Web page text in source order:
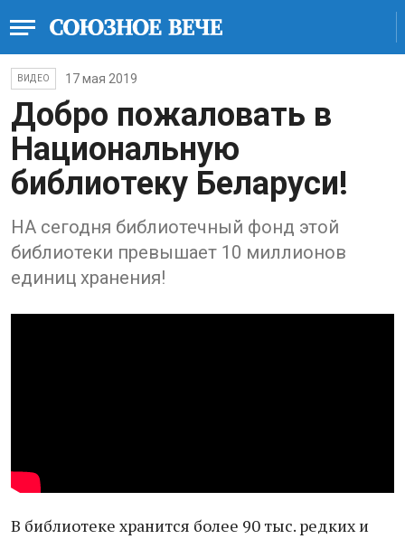
ВИДЕО 17 мая 2019
Добро пожаловать в
Национальную
библиотеку Беларуси!
НА сегодня библиотечный фонд этой
библиотеки превышает 10 миллионов
единиц хранения!
В библиотеке хранится более 90 тыс. редких и